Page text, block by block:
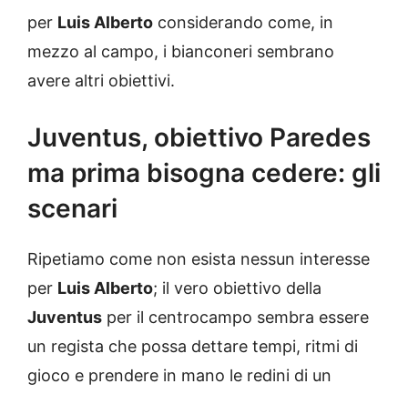
per Luis Alberto considerando come, in
mezzo al campo, i bianconeri sembrano
avere altri obiettivi.
Juventus, obiettivo Paredes
ma prima bisogna cedere: gli
scenari
Ripetiamo come non esista nessun interesse
per Luis Alberto; il vero obiettivo della
Juventus per il centrocampo sembra essere
un regista che possa dettare tempi, ritmi di
gioco e prendere in mano le redini di un